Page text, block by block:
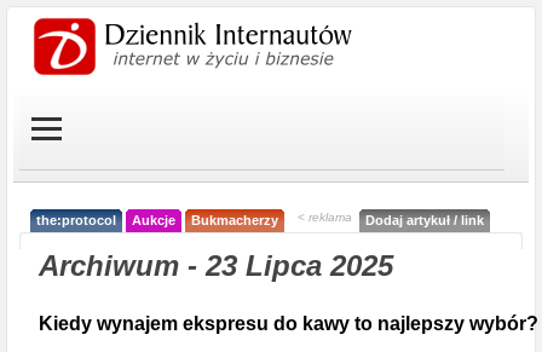
the:protocol Aukcje Bukmacherzy < reklama Dodaj artykuł / link
Archiwum - 23 Lipca 2025
Kiedy wynajem ekspresu do kawy to najlepszy wybór?